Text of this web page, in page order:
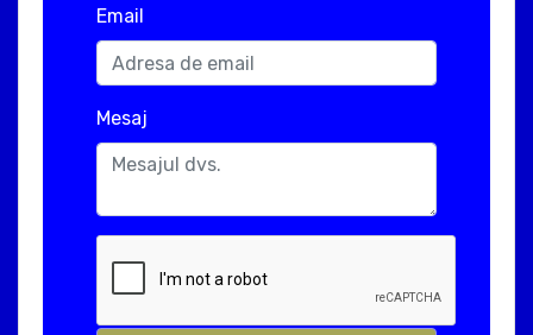
Email
Mesaj